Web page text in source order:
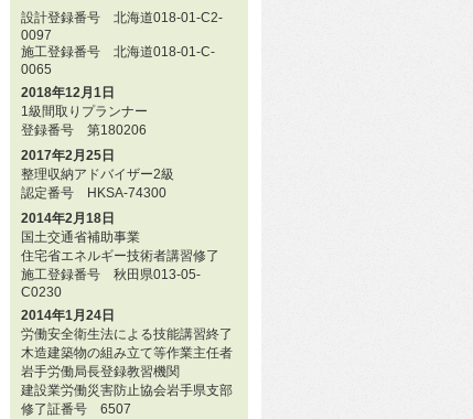
設計登録番号 北海道018-01-C2-
0097
施工登録番号 北海道018-01-C-
0065
2018年12月1日
1級間取りプランナー
登録番号 第180206
2017年2月25日
整理収納アドバイザー2級
認定番号 HKSA-74300
2014年2月18日
国土交通省補助事業
住宅省エネルギー技術者講習修了
施工登録番号 秋田県013-05-
C0230
2014年1月24日
労働安全衛生法による技能講習終了
木造建築物の組み立て等作業主任者
岩手労働局長登録教習機関
建設業労働災害防止協会岩手県支部
修了証番号 6507